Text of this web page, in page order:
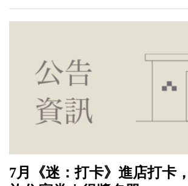
7月《迷：打卡》進店打卡